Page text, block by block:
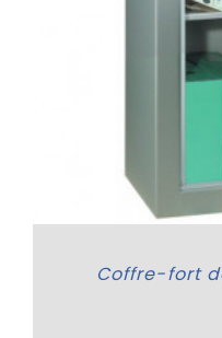
Coffre-fort